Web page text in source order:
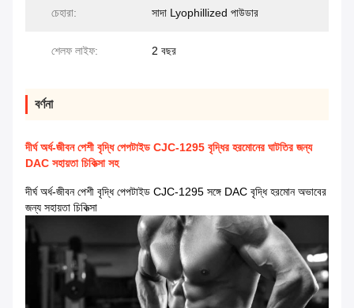
চেহারা: সাদা Lyophillized পাউডার
শেলফ লাইফ: 2 বছর
বর্ণনা
দীর্ঘ অর্ধ-জীবন পেশী বৃদ্ধি পেপটাইড CJC-1295 বৃদ্ধির হরমোনের ঘাটতির জন্য
DAC সহায়তা চিকিত্সা সহ
দীর্ঘ অর্ধ-জীবন পেশী বৃদ্ধি পেপটাইড CJC-1295 সঙ্গে DAC বৃদ্ধি হরমোন অভাবের
জন্য সহায়তা চিকিত্সা